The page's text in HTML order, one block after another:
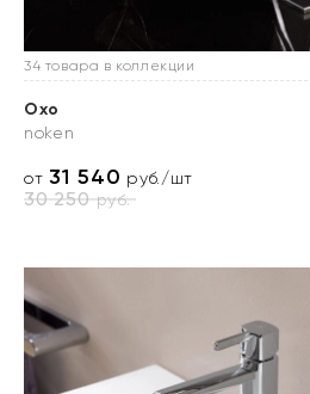
34 товара в коллекции
Oxo
noken
от31 540 руб./шт
30 250руб.